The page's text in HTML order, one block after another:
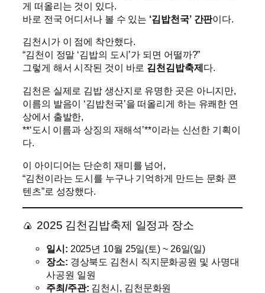
게 떠올리는 것이 있다.
바로 전국 어디서나 볼 수 있는 ‘김밥천국’ 간판이다.
김천시가 이 점에 착안했다.
“김천이 정말 ‘김밥의 도시’가 되면 어떨까?”
그렇게 해서 시작된 것이 바로 김천김밥축제 다.
김천은 실제로 김밥 생산지로 유명한 곳은 아니지만,
이름의 발음이 ‘김밥천국’을 떠올리게 하는 유쾌한 연
상에서 출발한,
**‘도시 이름과 상징의 재해석’**이라는 신선한 기획이
다.
이 아이디어는 단순히 재미를 넘어,
“김천이라는 도시를 누구나 기억하게 만드는 문화 콘
텐츠”로 성장했다.
🍙 2025 김천김밥축제 일정과 장소
일시: 2025년 10월 25일(토) ~ 26일(일)
장소: 경상북도 김천시 직지문화공원 및 사명대
사공원 일원
주최/주관: 김천시, 김천문화원